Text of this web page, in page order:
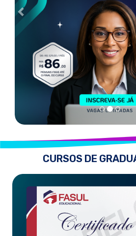
CURSOS DE